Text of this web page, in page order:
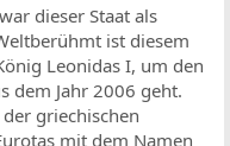
dieser Staat als
ist diesem
Leonidas I, um den
dem Jahr 2006 geht.
griechischen
mit dem Namen